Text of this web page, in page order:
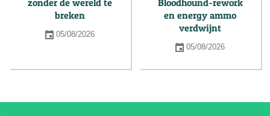
zonder de wereld te
breken
05/08/2026
Bloodhound-rework
en energy ammo
verdwijnt
05/08/2026